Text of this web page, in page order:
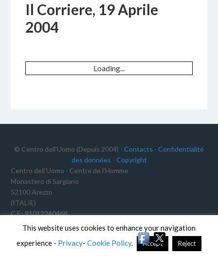
Il Corriere, 19 Aprile
2004
Loading...
© Centro dell'Uomo (Depuis 2004) - Contacts - Confidentialité
des données - Copyright
Centro dell’Uomo - Centre de l'Homme
Monastero di Sargiano
52100 Arezzo
(ITALIE)
C.F.: 91012340468
TVA: 02191640511
This website uses cookies to enhance your navigation
experience - Privacy- Cookie Policy. Accept Reject